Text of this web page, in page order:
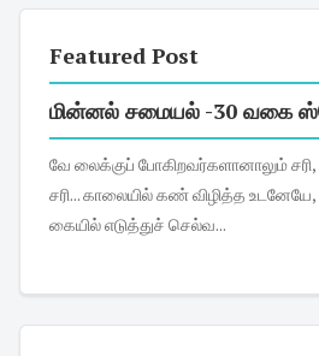
Featured Post
மின்னல் சமையல் -30 வகை
வே லைக்குப் போகிறவர்களானாலும் சரி, இல்லத்தரசிகளானாலும்
சரி... காலையில் கண் விழித்த உடனேயே, 'சாப்பிடுவதற்கும்,
கையில் எடுத்துச் செல்வ...